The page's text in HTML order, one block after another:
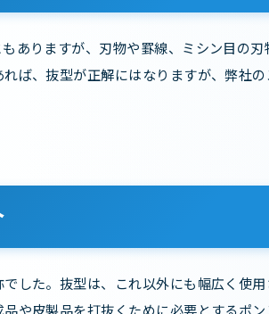
ありますが、刃物や罫線、ミシン目の
ば、抜型が正解にはなりますが、弊社
した。抜型は、これ以外にも幅広く使
や皮製品を打抜くために必要とするポ